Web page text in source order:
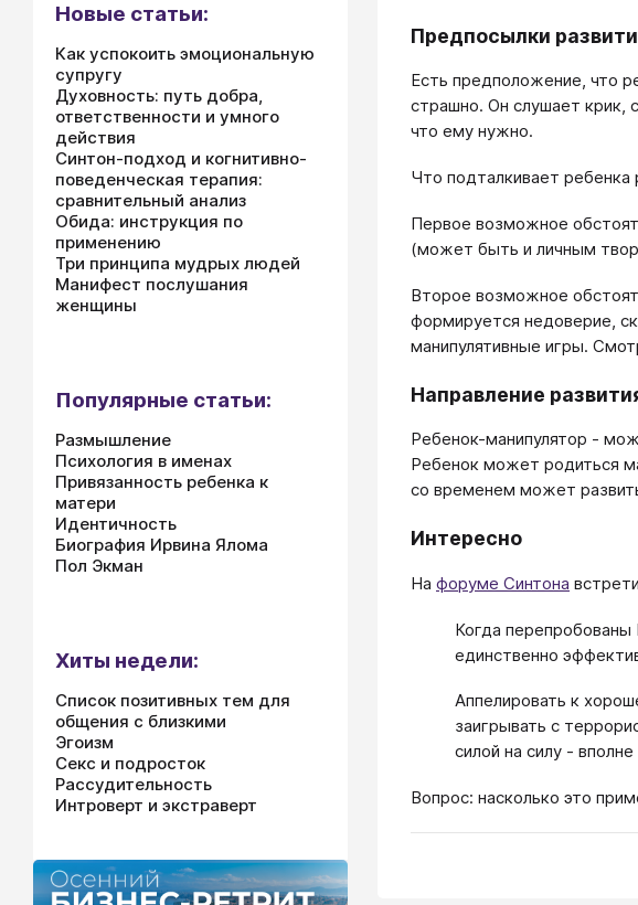
Предпосылки
Есть предположение, что
страшно. Он слушает крик,
что ему нужно.
Что подталкивает ребенка
Первое возможное
(может быть и личным
Второе возможное
формируется недоверие,
манипулятивные игры.
Направление
Ребенок-манипулятор -
Ребенок может родиться
со временем может
Интересно
На форуме Синтона
Когда
единственно
Аппелировать к
заигрывать с
силой на силу -
Вопрос: насколько это
Новые статьи:
Как успокоить эмоциональную
супругу
Духовность: путь добра,
ответственности и умного
действия
Синтон-подход и когнитивно-
поведенческая терапия:
сравнительный анализ
Обида: инструкция по
применению
Три принципа мудрых людей
Манифест послушания
женщины
Популярные статьи:
Размышление
Психология в именах
Привязанность ребенка к
матери
Идентичность
Биография Ирвина Ялома
Пол Экман
Хиты недели:
Список позитивных тем для
общения с близкими
Эгоизм
Секс и подросток
Рассудительность
Интроверт и экстраверт